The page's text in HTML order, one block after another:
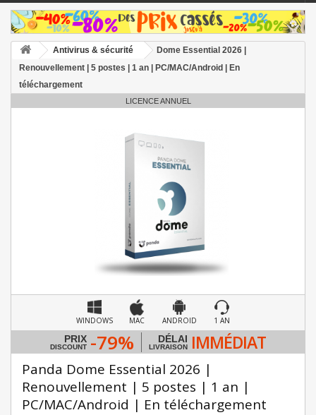
Antivirus & sécurité
Dome Essential 2026 |
Renouvellement | 5 postes | 1 an | PC/MAC/Android | En
téléchargement
LICENCE ANNUEL
WINDOWS MAC ANDROID 1 AN
PRIX
DISCOUNT -79% DÉLAI
LIVRAISON IMMÉDIAT
Panda Dome Essential 2026 |
Renouvellement | 5 postes | 1 an |
PC/MAC/Android | En téléchargement